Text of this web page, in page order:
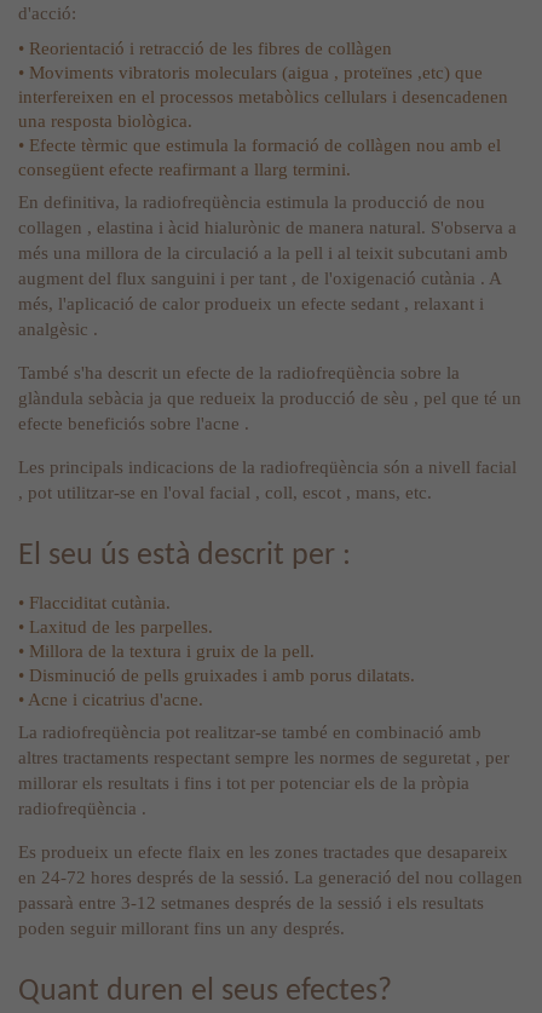
d'acció:
• Reorientació i retracció de les fibres de collàgen
• Moviments vibratoris moleculars (aigua , proteïnes ,etc) que
interfereixen en el processos metabòlics cellulars i desencadenen
una resposta biològica.
• Efecte tèrmic que estimula la formació de collàgen nou amb el
consegüent efecte reafirmant a llarg termini.
En definitiva, la radiofreqüència estimula la producció de nou
collagen , elastina i àcid hialurònic de manera natural. S'observa a
més una millora de la circulació a la pell i al teixit subcutani amb
augment del flux sanguini i per tant , de l'oxigenació cutània . A
més, l'aplicació de calor produeix un efecte sedant , relaxant i
analgèsic .
També s'ha descrit un efecte de la radiofreqüència sobre la
glàndula sebàcia ja que redueix la producció de sèu , pel que té un
efecte beneficiós sobre l'acne .
Les principals indicacions de la radiofreqüència són a nivell facial
, pot utilitzar-se en l'oval facial , coll, escot , mans, etc.
El seu ús està descrit per :
• Flacciditat cutània.
• Laxitud de les parpelles.
• Millora de la textura i gruix de la pell.
• Disminució de pells gruixades i amb porus dilatats.
• Acne i cicatrius d'acne.
La radiofreqüència pot realitzar-se també en combinació amb
altres tractaments respectant sempre les normes de seguretat , per
millorar els resultats i fins i tot per potenciar els de la pròpia
radiofreqüència .
Es produeix un efecte flaix en les zones tractades que desapareix
en 24-72 hores després de la sessió. La generació del nou collagen
passarà entre 3-12 setmanes després de la sessió i els resultats
poden seguir millorant fins un any després.
Quant duren el seus efectes?